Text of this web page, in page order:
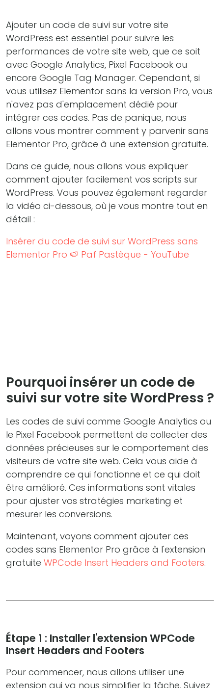
Ajouter un code de suivi sur votre site
WordPress est essentiel pour suivre les
performances de votre site web, que ce soit
avec Google Analytics, Pixel Facebook ou
encore Google Tag Manager. Cependant, si
vous utilisez Elementor sans la version Pro, vous
n'avez pas d'emplacement dédié pour
intégrer ces codes. Pas de panique, nous
allons vous montrer comment y parvenir sans
Elementor Pro, grâce à une extension gratuite.
Dans ce guide, nous allons vous expliquer
comment ajouter facilement vos scripts sur
WordPress. Vous pouvez également regarder
la vidéo ci-dessous, où je vous montre tout en
détail :
Insérer du code de suivi sur WordPress sans
Elementor Pro 🍉 Paf Pastèque - YouTube
Pourquoi insérer un code de
suivi sur votre site WordPress ?
Les codes de suivi comme Google Analytics ou
le Pixel Facebook permettent de collecter des
données précieuses sur le comportement des
visiteurs de votre site web. Cela vous aide à
comprendre ce qui fonctionne et ce qui doit
être amélioré. Ces informations sont vitales
pour ajuster vos stratégies marketing et
mesurer les conversions.
Maintenant, voyons comment ajouter ces
codes sans Elementor Pro grâce à l'extension
gratuite WPCode Insert Headers and Footers.
Étape 1 : Installer l'extension WPCode
Insert Headers and Footers
Pour commencer, nous allons utiliser une
extension qui va nous simplifier la tâche. Suivez